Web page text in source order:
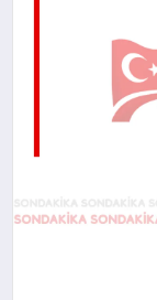
SPOR